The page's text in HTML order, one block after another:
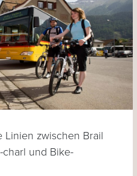
Linien zwischen Brail
charl und Bike-